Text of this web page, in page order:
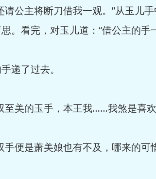
公主将断刀借我一观。”从玉儿
。看完，对玉儿道：“借公主的手
递了过去。
美的玉手，本王我……我煞是喜
便是萧美娘也有不及，哪来的可